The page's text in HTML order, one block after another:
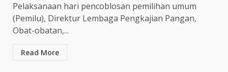
Pelaksanaan hari pencoblosan pemilihan umum
(Pemilu), Direktur Lembaga Pengkajian Pangan,
Obat-obatan,...
Read More